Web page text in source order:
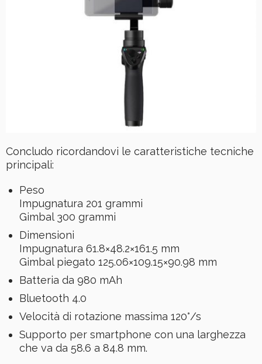
Concludo ricordandovi le caratteristiche tecniche
principali:
Peso
Impugnatura 201 grammi
Gimbal 300 grammi
Dimensioni
Impugnatura 61.8×48.2×161.5 mm
Gimbal piegato 125.06×109.15×90.98 mm
Batteria da 980 mAh
Bluetooth 4.0
Velocità di rotazione massima 120°/s
Supporto per smartphone con una larghezza
che va da 58.6 a 84.8 mm.